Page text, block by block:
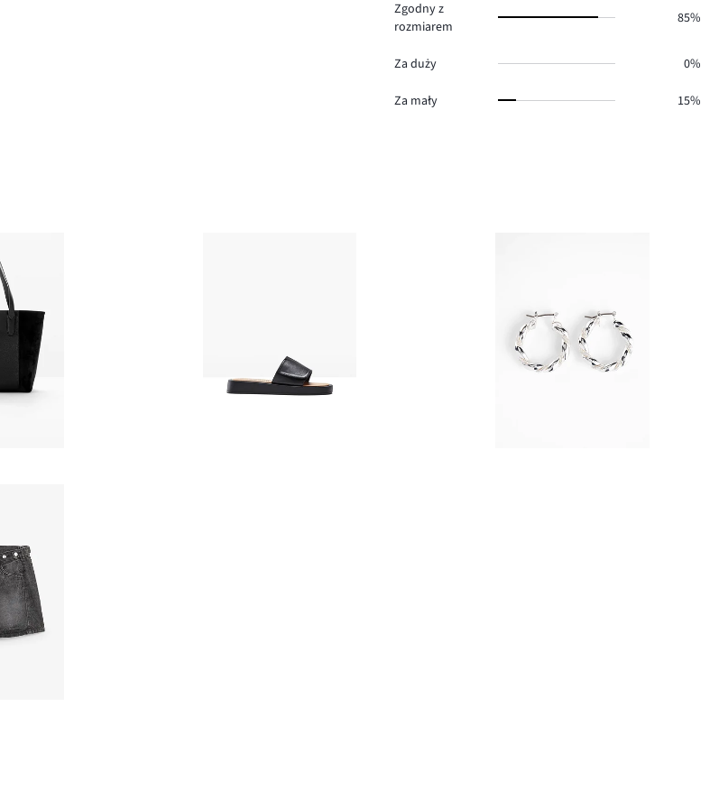
Zgodny z
rozmiarem
85%
Za duży 0%
Za mały 15%